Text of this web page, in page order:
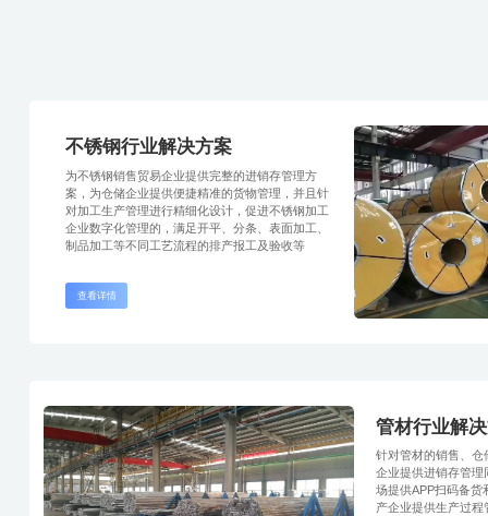
不锈钢行业解决方案
为不锈钢销售贸易企业提供完整的进销存管理方
案，为仓储企业提供便捷精准的货物管理，并且针
对加工生产管理进行精细化设计，促进不锈钢加工
企业数字化管理的，满足开平、分条、表面加工、
制品加工等不同工艺流程的排产报工及验收等
查看详情
管材行业解
针对管材的销售、仓
企业提供进销存管理
场提供APP扫码备货
产企业提供生产过